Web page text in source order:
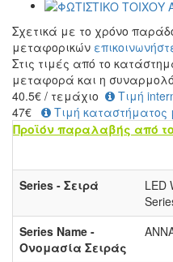
Σχετικά με το χρόνο
μεταφορικών
Στις τιμές από το
μεταφορά και η
40.5€ / τεμάχιο
Τιμή
47€
Τιμή
Προϊόν παραλαβής από
Series - Σειρά
LED
Series Name -
Ονομασία Σειράς